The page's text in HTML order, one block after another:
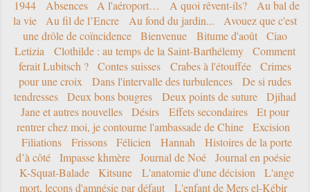
1944 Absences A l'aéroport… A quoi rêvent-ils?
Au bal de
la vie
Au fil de l’Encre Au fond du jardin...
Avouez que c'est
une drôle de coïncidence
Bienvenue Bitume d'août
Ciao
Letizia
Clothilde : au temps de la Saint-Barthélemy
Comment
ferait Lubitsch ?
Contes suisses Crabes à l'étouffée
Crimes
pour une croix
Dans l'intervalle des turbulences
De si rudes
tendresses
Deux bons bougres Deux points de suture
Djihad
Jane et autres nouvelles
Désirs Effets secondaires
Et pour
rentrer chez moi, je contourne l'ambassade de Chine
Excision
Filiations
Frissons Félicien Hannah
Histoires de la porte
d’à côté
Impasse khmère Journal de Noé
Journal en poésie
K-Squat-Balade
Kitsune L'anatomie d'une décision
L'ange
mort, leçons d'amnésie par défaut
L'enfant de Mers el-Kébir